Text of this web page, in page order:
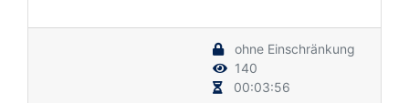
ohne Einschränkung
140
00:03:56